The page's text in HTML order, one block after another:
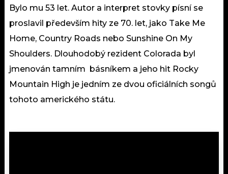
Bylo mu 53 let. Autor a interpret stovky písní se
proslavil především hity ze 70. let, jako Take Me
Home, Country Roads nebo Sunshine On My
Shoulders. Dlouhodobý rezident Colorada byl
jmenován tamním básníkem a jeho hit Rocky
Mountain High je jedním ze dvou oficiálních songů
tohoto amerického státu.